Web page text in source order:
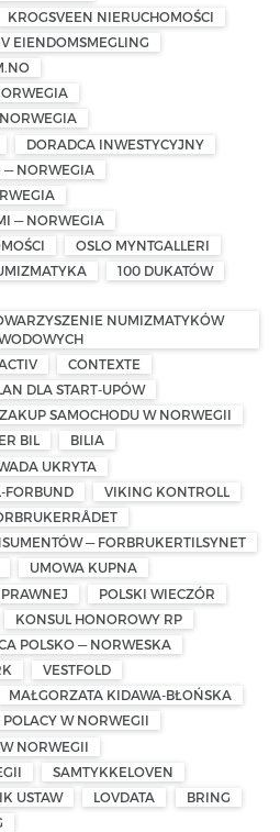
KROGSVEEN NIERUCHOMOŚCI
EIENDOMSMEGLING
DORADCA INWESTYCYJNY
— NORWEGIA
— NORWEGIA
OSLO MYNTGALLERI
100 DUKATÓW
NUMIZMATYKÓW
CONTEXTE
DLA START-UPÓW
ZAKUP SAMOCHODU W NORWEGII
BIL
BILIA
UKRYTA
FORBUND
VIKING KONTROLL
— FORBRUKERTILSYNET
UMOWA KUPNA
POLSKI WIECZÓR
KONSUL HONOROWY RP
POLSKO — NORWESKA
VESTFOLD
MAŁGORZATA KIDAWA-BŁOŃSKA
POLACY W NORWEGII
NORWEGII
SAMTYKKELOVEN
USTAW LOVDATA
BRING